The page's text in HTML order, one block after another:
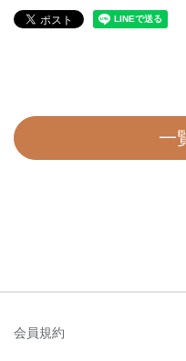
一
会員規約